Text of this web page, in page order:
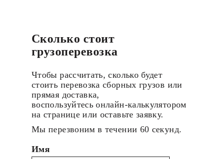
Сколько стоит
грузоперевозка
Чтобы рассчитать, сколько будет
стоить перевозка сборных грузов или
прямая доставка,
воспользуйтесь онлайн-калькулятором
на странице или оставьте заявку.
Мы перезвоним в течении 60 секунд.
Имя